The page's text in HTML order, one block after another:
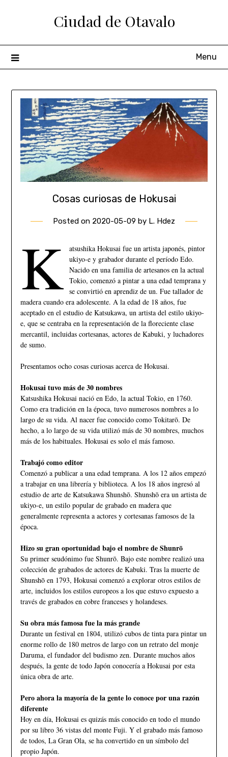
Ciudad de Otavalo
Menu
Cosas curiosas de Hokusai
Posted on 2020-05-09 by L. Hdez
K
atsushika Hokusai fue un artista japonés, pintor
ukiyo-e y grabador durante el período Edo.
Nacido en una familia de artesanos en la actual
Tokio, comenzó a pintar a una edad temprana y
se convirtió en aprendiz de un. Fue tallador de
madera cuando era adolescente. A la edad de 18 años, fue
aceptado en el estudio de Katsukawa, un artista del estilo ukiyo-
e, que se centraba en la representación de la floreciente clase
mercantil, incluidas cortesanas, actores de Kabuki, y luchadores
de sumo.
Presentamos ocho cosas curiosas acerca de Hokusai.
Hokusai tuvo más de 30 nombres
Katsushika Hokusai nació en Edo, la actual Tokio, en 1760.
Como era tradición en la época, tuvo numerosos nombres a lo
largo de su vida. Al nacer fue conocido como Tokitarō. De
hecho, a lo largo de su vida utilizó más de 30 nombres, muchos
más de los habituales. Hokusai es solo el más famoso.
Trabajó como editor
Comenzó a publicar a una edad temprana. A los 12 años empezó
a trabajar en una librería y biblioteca. A los 18 años ingresó al
estudio de arte de Katsukawa Shunshō. Shunshō era un artista de
ukiyo-e, un estilo popular de grabado en madera que
generalmente representa a actores y cortesanas famosos de la
época.
Hizo su gran oportunidad bajo el nombre de Shunrō
Su primer seudónimo fue Shunrō. Bajo este nombre realizó una
colección de grabados de actores de Kabuki. Tras la muerte de
Shunshō en 1793, Hokusai comenzó a explorar otros estilos de
arte, incluidos los estilos europeos a los que estuvo expuesto a
través de grabados en cobre franceses y holandeses.
Su obra más famosa fue la más grande
Durante un festival en 1804, utilizó cubos de tinta para pintar un
enorme rollo de 180 metros de largo con un retrato del monje
Daruma, el fundador del budismo zen. Durante muchos años
después, la gente de todo Japón conocería a Hokusai por esta
única obra de arte.
Pero ahora la mayoría de la gente lo conoce por una razón
diferente
Hoy en día, Hokusai es quizás más conocido en todo el mundo
por su libro 36 vistas del monte Fuji. Y el grabado más famoso
de todos, La Gran Ola, se ha convertido en un símbolo del
propio Japón.